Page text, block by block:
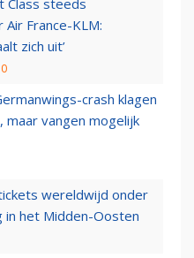
Class steeds
France-KLM:
zich uit’
crash klagen
maar vangen mogelijk
wereldwijd onder
in het Midden-Oosten